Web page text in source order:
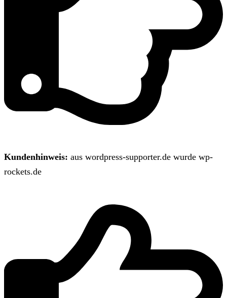
Kundenhinweis: aus wordpress-supporter.de wurde wp-
rockets.de